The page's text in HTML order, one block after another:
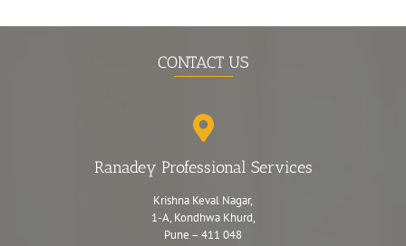
CONTACT US
Ranadey Professional Services
Krishna Keval Nagar,
1-A, Kondhwa Khurd,
Pune – 411 048